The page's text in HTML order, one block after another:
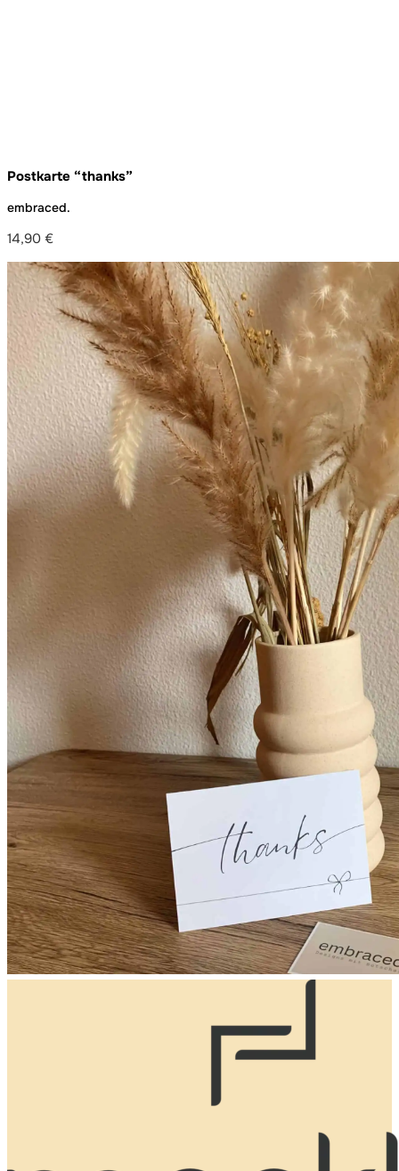
Postkarte “thanks”
embraced.
14,90 €